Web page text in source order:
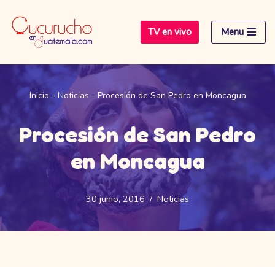
Saltar
contenido
TV en vivo Menu
Inicio - Noticias - Procesión de San Pedro en Moncagua
Procesión de San Pedro
en Moncagua
30 junio, 2016 Noticias